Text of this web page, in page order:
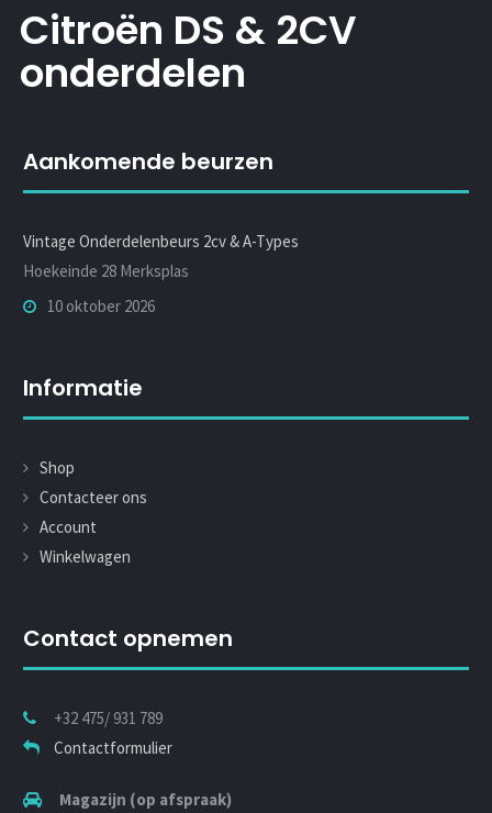
Citroën DS & 2CV
onderdelen
Aankomende beurzen
Vintage Onderdelenbeurs 2cv & A-Types
Hoekeinde 28 Merksplas
10 oktober 2026
Informatie
Shop
Contacteer ons
Account
Winkelwagen
Contact opnemen
+32 475/ 931 789
Contactformulier
Magazijn (op afspraak)